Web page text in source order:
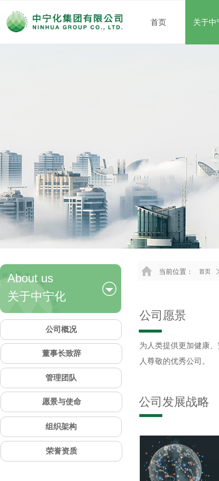
首页 关于中
首页
当前位置：
公司愿景
为人类提供更加健康
人尊敬的优秀公司。
公司发展战略
About us
关于中宁化
公司概况
愿景与使命
管理团队
荣誉资质
组织架构
董事长致辞